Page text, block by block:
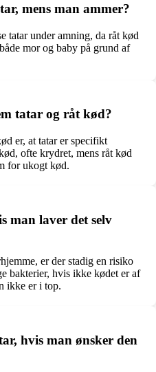
mens man ammer?
tatar under amning, da råt kød
mor og baby på grund af
tatar og råt kød?
er, at tatar er specifikt
ofte krydret, mens råt kød
for ukogt kød.
man laver det selv
er der stadig en risiko
bakterier, hvis ikke kødet er af
ikke er i top.
hvis man ønsker den